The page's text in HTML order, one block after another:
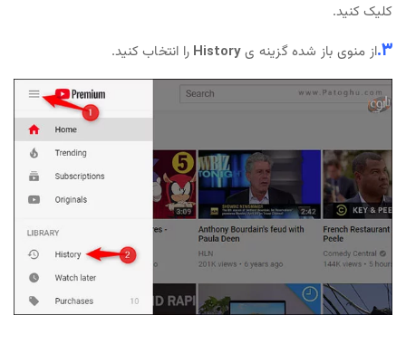
کلیک کنید.
3. از منوی باز شده گزینه یHistory را انتخاب کنید.